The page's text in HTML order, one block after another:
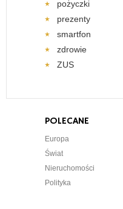
pożyczki
prezenty
smartfon
zdrowie
ZUS
POLECANE
Europa
Świat
Nieruchomości
Polityka